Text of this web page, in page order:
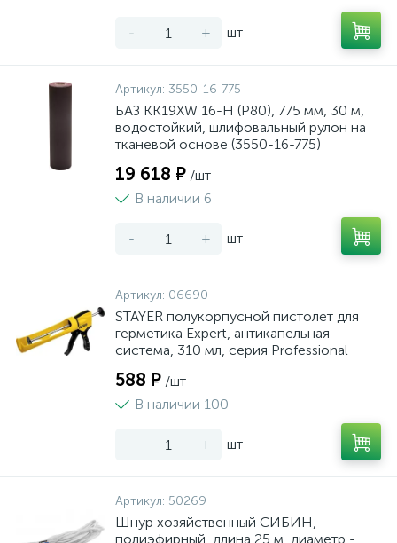
- + шт
Артикул: 3550-16-775
БАЗ KK19XW 16-H (Р80), 775 мм, 30 м,
водостойкий, шлифовальный рулон на
тканевой основе (3550-16-775)
19 618 ₽ /шт
В наличии 6
- + шт
Артикул: 06690
STAYER полукорпусной пистолет для
герметика Expert, антикапельная
система, 310 мл, серия Professional
588 ₽ /шт
В наличии 100
- + шт
Артикул: 50269
Шнур хозяйственный СИБИН,
полиэфирный, длина 25 м, диаметр -